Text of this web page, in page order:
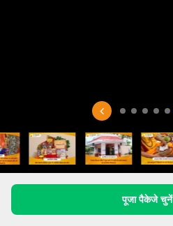
पूजा पैकेजे चुनें